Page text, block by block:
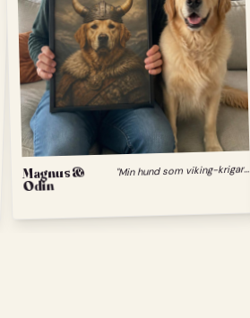
Magnus &
Odin
"
Min hund som viking-krigare."